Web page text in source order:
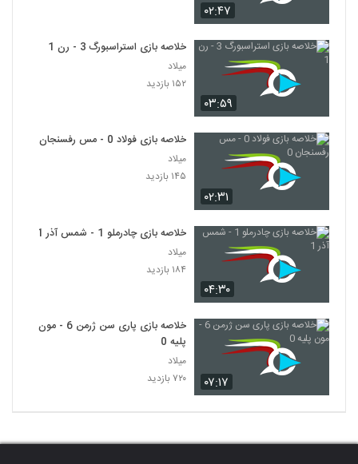
۰۲:۴۷
۰۳:۵۹
خلاصه بازی استراسبورگ 3 - رن 1
میلاد
۱۵۲ بازدید
۰۲:۳۱
خلاصه بازی فولاد 0 - مس رفسنجان 0
میلاد
۱۴۵ بازدید
۰۴:۳۰
خلاصه بازی چادرملو 1 - شمس آذر 1
میلاد
۱۸۴ بازدید
۰۷:۱۷
خلاصه بازی پاری سن ژرمن 6 - مون
پلیه 0
میلاد
۷۲۰ بازدید